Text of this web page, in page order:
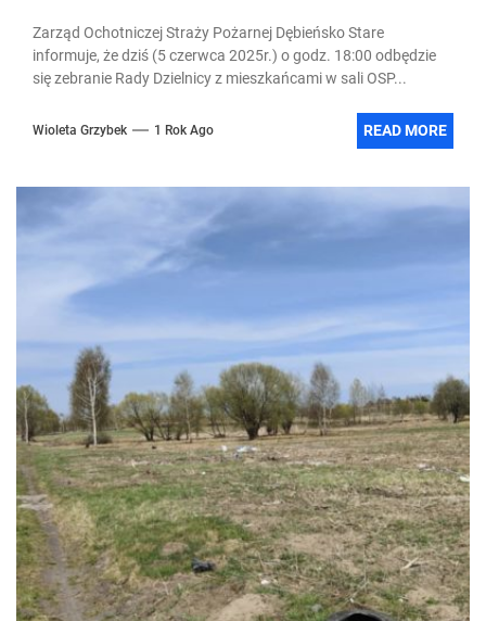
Zarząd Ochotniczej Straży Pożarnej Dębieńsko Stare
informuje, że dziś (5 czerwca 2025r.) o godz. 18:00 odbędzie
się zebranie Rady Dzielnicy z mieszkańcami w sali OSP...
Wioleta Grzybek 1 Rok Ago READ MORE